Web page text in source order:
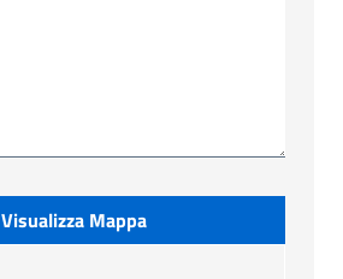
Visualizza Mappa